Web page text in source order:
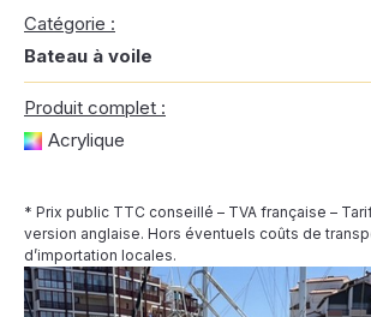
Catégorie :
Bateau à voile
Produit complet :
Acrylique
* Prix public TTC conseillé – TVA française –
version anglaise. Hors éventuels coûts de
d’importation locales.